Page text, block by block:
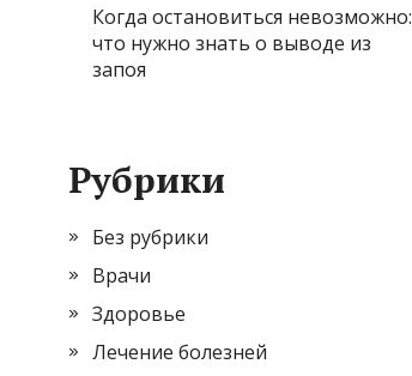
Когда остановиться невозможно:
что нужно знать о выводе из
запоя
Рубрики
Без рубрики
Врачи
Здоровье
Лечение болезней